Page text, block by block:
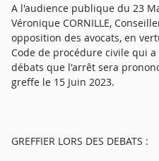
A l'audience publique du 23
Véronique CORNILLE,
opposition des avocats, en
Code de procédure civile qui
débats que l'arrêt sera
greffe le 15 Juin 2023.
GREFFIER LORS DES DEBATS :